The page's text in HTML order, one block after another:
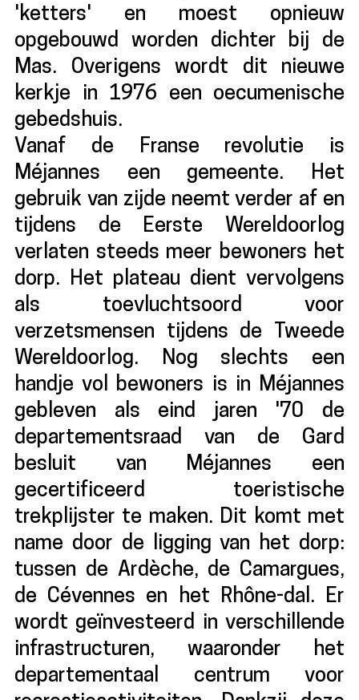
'ketters' en moest opnieuw
opgebouwd worden dichter bij de
Mas. Overigens wordt dit nieuwe
kerkje in 1976 een oecumenische
gebedshuis.
Vanaf de Franse revolutie is
Méjannes een gemeente. Het
gebruik van zijde neemt verder af en
tijdens de Eerste Wereldoorlog
verlaten steeds meer bewoners het
dorp. Het plateau dient vervolgens
als toevluchtsoord voor
verzetsmensen tijdens de Tweede
Wereldoorlog. Nog slechts een
handje vol bewoners is in Méjannes
gebleven als eind jaren '70 de
departementsraad van de Gard
besluit van Méjannes een
gecertificeerd toeristische
trekplijster te maken. Dit komt met
name door de ligging van het dorp:
tussen de Ardèche, de Camargues,
de Cévennes en het Rhône-dal. Er
wordt geïnvesteerd in verschillende
infrastructuren, waaronder het
departementaal centrum voor